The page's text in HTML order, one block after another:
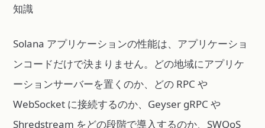
知識
Solana アプリケーションの性能は、アプリケーショ
ンコードだけで決まりません。どの地域にアプリケ
ーションサーバーを置くのか、どの RPC や
WebSocket に接続するのか、Geyser gRPC や
Shredstream をどの段階で導入するのか、SWQoS